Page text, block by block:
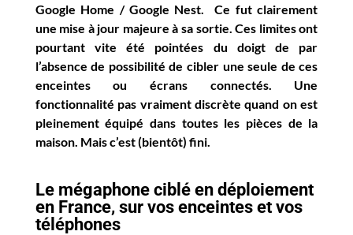
Google Home / Google Nest. Ce fut clairement
une mise à jour majeure à sa sortie. Ces limites ont
pourtant vite été pointées du doigt de par
l’absence de possibilité de cibler une seule de ces
enceintes ou écrans connectés. Une
fonctionnalité pas vraiment discrète quand on est
pleinement équipé dans toutes les pièces de la
maison. Mais c’est (bientôt) fini.
Le mégaphone ciblé en déploiement
en France, sur vos enceintes et vos
téléphones